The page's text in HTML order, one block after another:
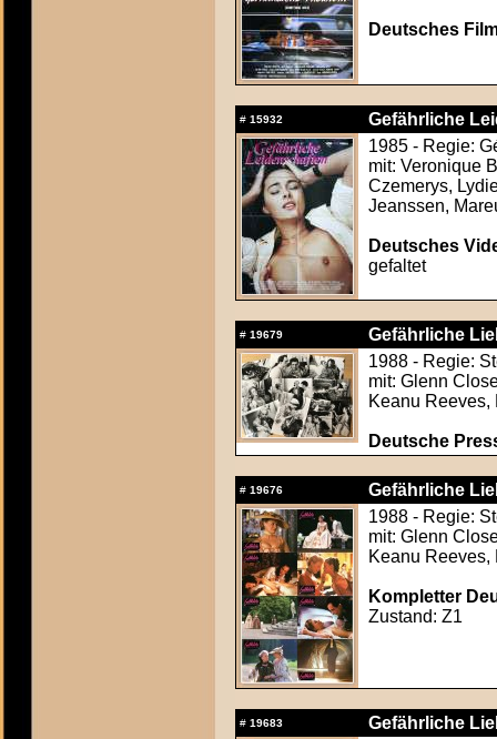
Deutsches
# 15932
Gefährliche
1985 - Regie:
mit: Veronique
Czemerys,
Jeanssen,
Deutsches
gefaltet
# 19679
Gefährliche
1988 - Regie:
mit: Glenn
Keanu
Deutsche
# 19676
Gefährliche
1988 - Regie:
mit: Glenn
Keanu
Kompletter
Zustand: Z1
# 19683
Gefährliche